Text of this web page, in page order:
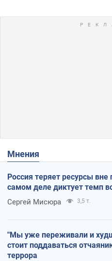
Мнения
Россия теряет ресурсы вне
самом деле диктует темп
Сергей Мисюра 3,5 т.
"Мы уже переживали и
стоит поддаваться
террора